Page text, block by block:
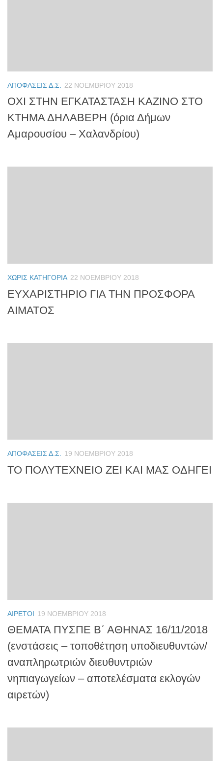
ΑΠΟΦΆΣΕΙΣ Δ.Σ. 22 ΝΟΕΜΒΡΊΟΥ 2018
ΟΧΙ ΣΤΗΝ ΕΓΚΑΤΑΣΤΑΣΗ ΚΑΖΙΝΟ ΣΤΟ
ΚΤΗΜΑ ΔΗΛΑΒΕΡΗ (όρια Δήμων
Αμαρουσίου – Χαλανδρίου)
ΧΩΡΊΣ ΚΑΤΗΓΟΡΊΑ 22 ΝΟΕΜΒΡΊΟΥ 2018
ΕΥΧΑΡΙΣΤΗΡΙΟ ΓΙΑ ΤΗΝ ΠΡΟΣΦΟΡΑ
ΑΙΜΑΤΟΣ
ΑΠΟΦΆΣΕΙΣ Δ.Σ. 19 ΝΟΕΜΒΡΊΟΥ 2018
ΤΟ ΠΟΛΥΤΕΧΝΕΙΟ ΖΕΙ ΚΑΙ ΜΑΣ ΟΔΗΓΕΙ
ΑΙΡΕΤΟΊ 19 ΝΟΕΜΒΡΊΟΥ 2018
ΘΕΜΑΤΑ ΠΥΣΠΕ Β΄ ΑΘΗΝΑΣ 16/11/2018
(ενστάσεις – τοποθέτηση υποδιευθυντών/
αναπληρωτριών διευθυντριών
νηπιαγωγείων – αποτελέσματα εκλογών
αιρετών)